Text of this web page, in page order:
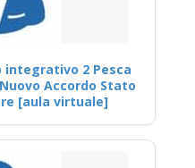
integrativo 2 Pesca
Accordo Stato
[aula virtuale]